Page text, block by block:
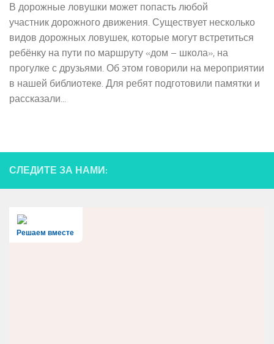
В дорожные ловушки может попасть любой
участник дорожного движения. Существует несколько
видов дорожных ловушек, которые могут встретиться
ребёнку на пути по маршруту «дом – школа», на
прогулке с друзьями. Об этом говорили на мероприятии
в нашей библиотеке. Для ребят подготовили памятки и
рассказали...
СЛЕДИТЕ ЗА НАМИ:
Решаем вместе